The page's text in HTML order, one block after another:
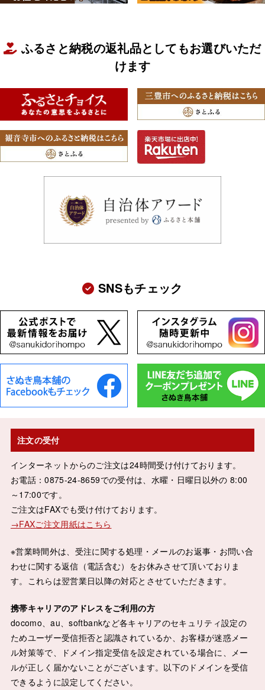
ふるさと納税の返礼品としてもお選びいただ
けます
SNSもチェック
注文の受付
インターネットからのご注文は24時間受け付けております。
お電話：0875-24-8659での受付は、水曜・日曜日以外の 8:00
～17:00です。
ご注文はFAXでも受け付けております。
→FAXご注文用紙はこちら
※営業時間外は、受注に関する処理・メールのお返事・お問い合
わせに関する返信（電話含む）をお休みさせて頂いておりま
す。これらは翌営業日以降の対応とさせていただきます。
携帯キャリアのアドレスをご利用の方
docomo、au、softbankなど各キャリアのセキュリティ設定の
ためユーザー受信拒否と認識されているか、お客様が迷惑メー
ル対策等で、ドメイン指定受信を設定されている場合に、メー
ルが正しく届かないことがございます。以下のドメインを受信
できるように設定してください。